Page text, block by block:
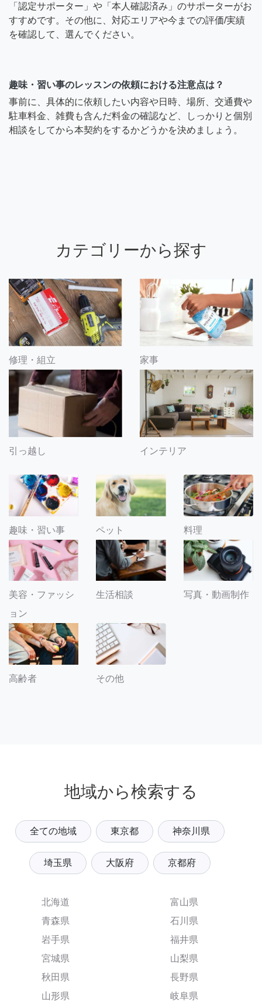
「認定サポーター」や「本人確認済み」のサポーターがお
すすめです。その他に、対応エリアや今までの評価/実績
を確認して、選んでください。
趣味・習い事のレッスンの依頼における注意点は？
事前に、具体的に依頼したい内容や日時、場所、交通費や
駐車料金、雑費も含んだ料金の確認など、しっかりと個別
相談をしてから本契約をするかどうかを決めましょう。
カテゴリーから探す
修理・組立 家事
引っ越し インテリア
趣味・習い事 ペット 料理
美容・ファッシ
ョン
生活相談 写真・動画制作
高齢者 その他
地域から検索する
全ての地域 東京都 神奈川県
埼玉県 大阪府 京都府
北海道
青森県
岩手県
宮城県
秋田県
山形県
富山県
石川県
福井県
山梨県
長野県
岐阜県